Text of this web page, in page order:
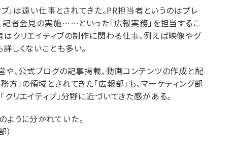
ブ」は遠い仕事とされてきた。PR担当者というのはプレ
記者会見の実施……といった「広報実務」を担当するこ
クリエイティブの制作に関わる仕事、例えば映像やグ
しくないことも多い。
、公式ブログの記事掲載、動画コンテンツの作成と配
」の領域とされてきた「広報部」も、マーケティング部
リエイティブ」分野に近づいてきた感がある。
ように分かれていた。